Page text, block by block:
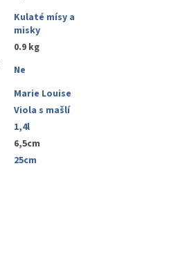
Kulaté mísy a
misky
0.9 kg
Ne
Marie Louise
Viola s mašlí
1,4l
6,5cm
25cm